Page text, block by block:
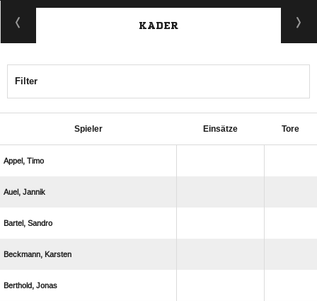
KADER
Filter
Spieler Einsätze Tore
 
 
 
 
 